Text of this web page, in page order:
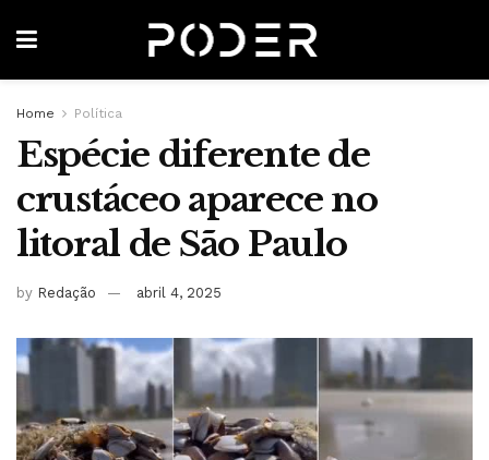
Home Política
Espécie diferente de
crustáceo aparece no
litoral de São Paulo
by Redação abril 4, 2025